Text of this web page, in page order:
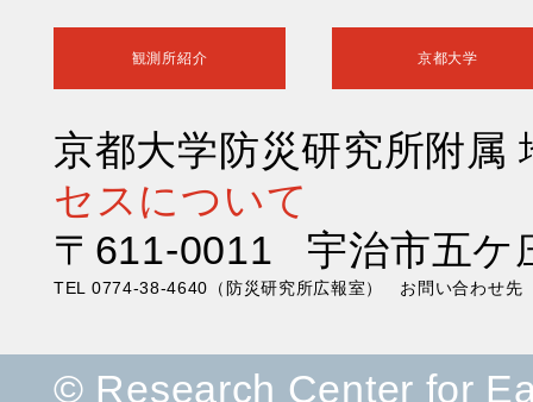
観測所紹介 京都大学
京都大学防災研究所附
セスについて
〒611-0011 宇治市五ケ
TEL 0774-38-4640（防災研究所広報室） お問い合わせ先
© Research Center for